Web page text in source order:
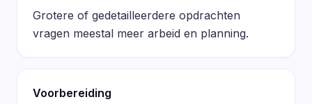
Grotere of gedetailleerdere opdrachten
vragen meestal meer arbeid en planning.
Voorbereiding